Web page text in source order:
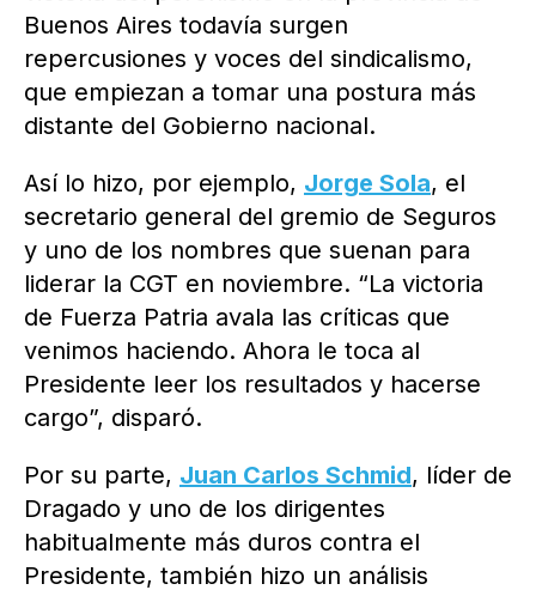
Buenos Aires todavía surgen
repercusiones y voces del sindicalismo,
que empiezan a tomar una postura más
distante del Gobierno nacional.
Así lo hizo, por ejemplo, Jorge Sola, el
secretario general del gremio de Seguros
y uno de los nombres que suenan para
liderar la CGT en noviembre. “La victoria
de Fuerza Patria avala las críticas que
venimos haciendo. Ahora le toca al
Presidente leer los resultados y hacerse
cargo”, disparó.
Por su parte, Juan Carlos Schmid, líder de
Dragado y uno de los dirigentes
habitualmente más duros contra el
Presidente, también hizo un análisis